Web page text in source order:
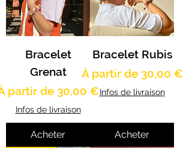
Bracelet
Grenat
partir de 30,00 €
promotionnel
Infos de livraison
Acheter
Bracelet Rubis
À partir de 30,00 €
Prix promotionnel
Infos de livraison
Acheter